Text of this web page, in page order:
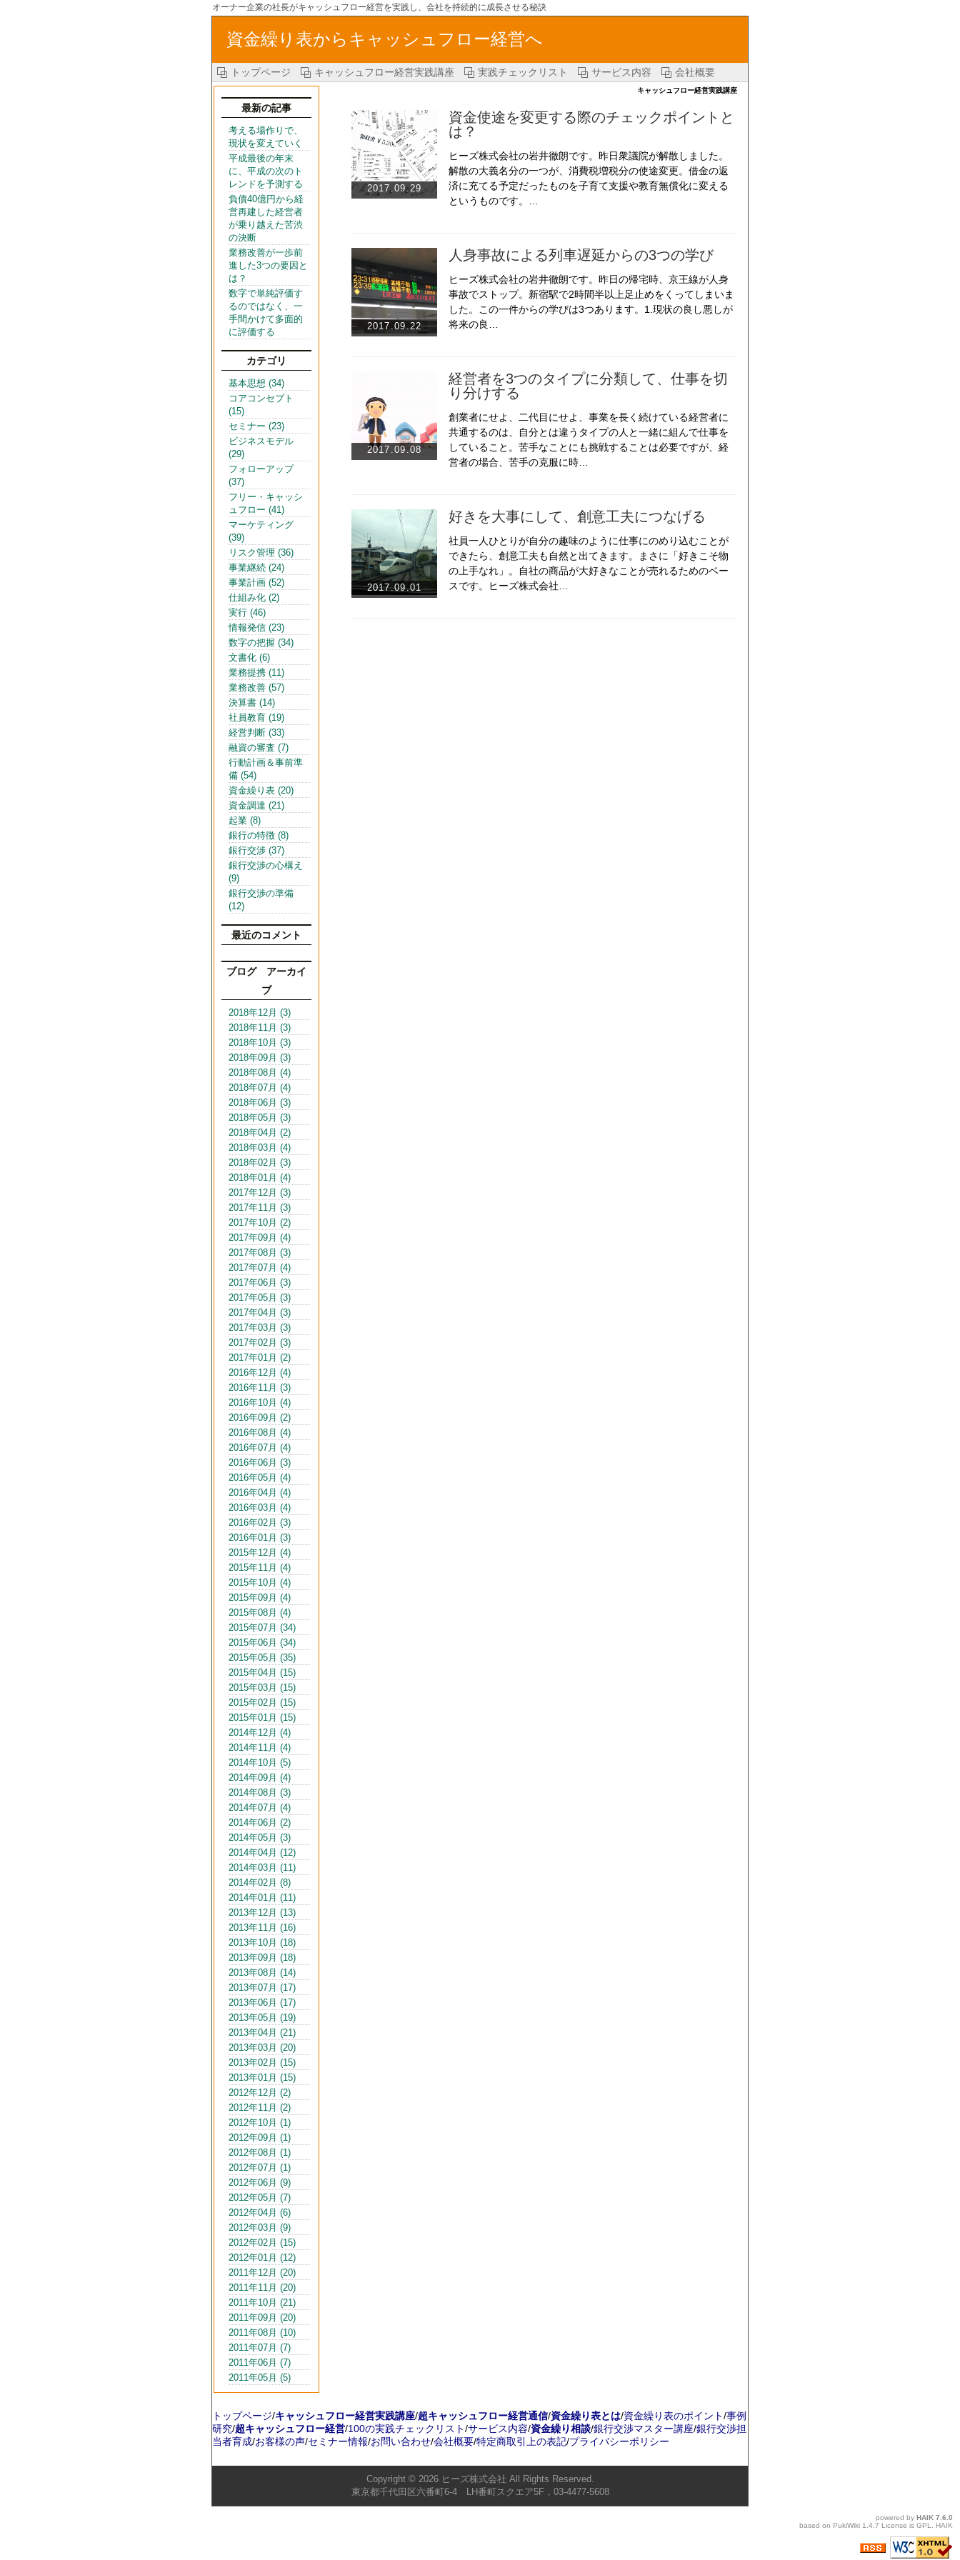
オーナー企業の社長がキャッシュフロー経営を実践し、会社を持続的に成長させる秘訣
資金繰り表からキャッシュフロー経営へ
トップページ キャッシュフロー経営実践講座 実践チェックリスト サービス内容 会社概要
キャッシュフロー経営実践講座
2017.09.29
資金使途を変更する際のチェックポイントと
は？
ヒーズ株式会社の岩井徹朗です。昨日衆議院が解散しました。
解散の大義名分の一つが、消費税増税分の使途変更。借金の返
済に充てる予定だったものを子育て支援や教育無償化に変える
というものです。…
2017.09.22
人身事故による列車遅延からの3つの学び
ヒーズ株式会社の岩井徹朗です。昨日の帰宅時、京王線が人身
事故でストップ。新宿駅で2時間半以上足止めをくってしまいま
した。この一件からの学びは3つあります。1.現状の良し悪しが
将来の良…
2017.09.08
経営者を3つのタイプに分類して、仕事を切
り分けする
創業者にせよ、二代目にせよ、事業を長く続けている経営者に
共通するのは、自分とは違うタイプの人と一緒に組んで仕事を
していること。苦手なことにも挑戦することは必要ですが、経
営者の場合、苦手の克服に時…
2017.09.01
好きを大事にして、創意工夫につなげる
社員一人ひとりが自分の趣味のように仕事にのめり込むことが
できたら、創意工夫も自然と出てきます。まさに「好きこそ物
の上手なれ」。自社の商品が大好きなことが売れるためのベー
スです。ヒーズ株式会社…
最新の記事
考える場作りで、
現状を変えていく
平成最後の年末
に、平成の次のト
レンドを予測する
負債40億円から経
営再建した経営者
が乗り越えた苦渋
の決断
業務改善が一歩前
進した3つの要因と
は？
数字で単純評価す
るのではなく、一
手間かけて多面的
に評価する
カテゴリ
基本思想 (34)
コアコンセプト
(15)
セミナー (23)
ビジネスモデル
(29)
フォローアップ
(37)
フリー・キャッシ
ュフロー (41)
マーケティング
(39)
リスク管理 (36)
事業継続 (24)
事業計画 (52)
仕組み化 (2)
実行 (46)
情報発信 (23)
数字の把握 (34)
文書化 (6)
業務提携 (11)
業務改善 (57)
決算書 (14)
社員教育 (19)
経営判断 (33)
融資の審査 (7)
行動計画＆事前準
備 (54)
資金繰り表 (20)
資金調達 (21)
起業 (8)
銀行の特徴 (8)
銀行交渉 (37)
銀行交渉の心構え
(9)
銀行交渉の準備
(12)
最近のコメント
ブログ アーカイ
ブ
2018年12月 (3)
2018年11月 (3)
2018年10月 (3)
2018年09月 (3)
2018年08月 (4)
2018年07月 (4)
2018年06月 (3)
2018年05月 (3)
2018年04月 (2)
2018年03月 (4)
2018年02月 (3)
2018年01月 (4)
2017年12月 (3)
2017年11月 (3)
2017年10月 (2)
2017年09月 (4)
2017年08月 (3)
2017年07月 (4)
2017年06月 (3)
2017年05月 (3)
2017年04月 (3)
2017年03月 (3)
2017年02月 (3)
2017年01月 (2)
2016年12月 (4)
2016年11月 (3)
2016年10月 (4)
2016年09月 (2)
2016年08月 (4)
2016年07月 (4)
2016年06月 (3)
2016年05月 (4)
2016年04月 (4)
2016年03月 (4)
2016年02月 (3)
2016年01月 (3)
2015年12月 (4)
2015年11月 (4)
2015年10月 (4)
2015年09月 (4)
2015年08月 (4)
2015年07月 (34)
2015年06月 (34)
2015年05月 (35)
2015年04月 (15)
2015年03月 (15)
2015年02月 (15)
2015年01月 (15)
2014年12月 (4)
2014年11月 (4)
2014年10月 (5)
2014年09月 (4)
2014年08月 (3)
2014年07月 (4)
2014年06月 (2)
2014年05月 (3)
2014年04月 (12)
2014年03月 (11)
2014年02月 (8)
2014年01月 (11)
2013年12月 (13)
2013年11月 (16)
2013年10月 (18)
2013年09月 (18)
2013年08月 (14)
2013年07月 (17)
2013年06月 (17)
2013年05月 (19)
2013年04月 (21)
2013年03月 (20)
2013年02月 (15)
2013年01月 (15)
2012年12月 (2)
2012年11月 (2)
2012年10月 (1)
2012年09月 (1)
2012年08月 (1)
2012年07月 (1)
2012年06月 (9)
2012年05月 (7)
2012年04月 (6)
2012年03月 (9)
2012年02月 (15)
2012年01月 (12)
2011年12月 (20)
2011年11月 (20)
2011年10月 (21)
2011年09月 (20)
2011年08月 (10)
2011年07月 (7)
2011年06月 (7)
2011年05月 (5)
トップページ/キャッシュフロー経営実践講座/超キャッシュフロー経営通信/資金繰り表とは/資金繰り表のポイント/事例
研究/超キャッシュフロー経営/100の実践チェックリスト/サービス内容/資金繰り相談/銀行交渉マスター講座/銀行交渉担
当者育成/お客様の声/セミナー情報/お問い合わせ/会社概要/特定商取引上の表記/プライバシーポリシー
Copyright © 2026 ヒーズ株式会社 All Rights Reserved.
東京都千代田区六番町6-4 LH番町スクエア5F，03-4477-5608
powered by HAIK 7.6.0
based on PukiWiki 1.4.7 License is GPL HAIK